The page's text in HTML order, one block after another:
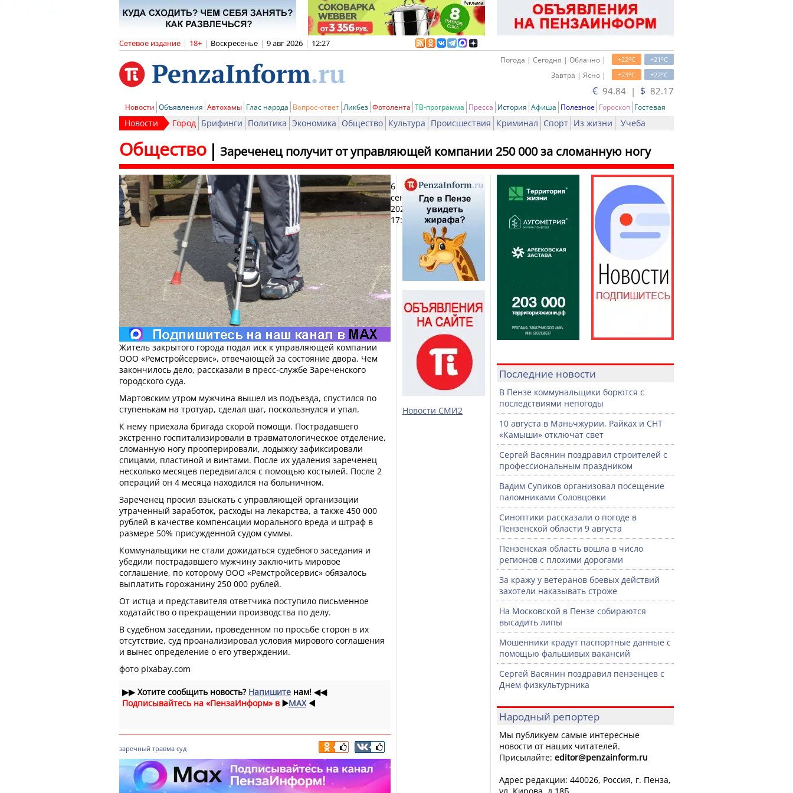
Сетевое издание | 18+ | Воскресенье | 9 авг 2026 | 12:27
+21oC
+22oC
Погода | Сегодня | Облачно |
+22oC
+23oC
Завтра | Ясно |
€ 94.84 | $ 82.17
Новости Объявления Автохамы Глас народа Вопрос-ответ Ликбез Фотолента ТВ-программа Пресса История Афиша Полезное Гороскоп Гостевая
Новости Город Брифинги Политика Экономика Общество Культура Происшествия Криминал Спорт Из жизни Учеба
Зареченец получит от управляющей компании 250 000 за сломанную ногу
Общество
6
сентября
2024,
17:36
Печать
Житель закрытого города подал иск к управляющей компании
ООО «Ремстройсервис», отвечающей за состояние двора. Чем
закончилось дело, рассказали в пресс-службе Зареченского
городского суда.
Мартовским утром мужчина вышел из подъезда, спустился по
ступенькам на тротуар, сделал шаг, поскользнулся и упал.
К нему приехала бригада скорой помощи. Пострадавшего
экстренно госпитализировали в травматологическое отделение,
сломанную ногу прооперировали, лодыжку зафиксировали
спицами, пластиной и винтами. После их удаления зареченец
несколько месяцев передвигался с помощью костылей. После 2
операций он 4 месяца находился на больничном.
Зареченец просил взыскать с управляющей организации
утраченный заработок, расходы на лекарства, а также 450 000
рублей в качестве компенсации морального вреда и штраф в
размере 50% присужденной судом суммы.
Коммунальщики не стали дожидаться судебного заседания и
убедили пострадавшего мужчину заключить мировое
соглашение, по которому ООО «Ремстройсервис» обязалось
выплатить горожанину 250 000 рублей.
От истца и представителя ответчика поступило письменное
ходатайство о прекращении производства по делу.
В судебном заседании, проведенном по просьбе сторон в их
отсутствие, суд проанализировал условия мирового соглашения
и вынес определение о его утверждении.
фото pixabay.com
▶▶Хотите сообщить новость? Напишите нам! ◀◀
Подписывайтесь на «ПензаИнформ» в ▶️MAX ◀️
заречный травма суд
Новости СМИ2
Последние новости
В Пензе коммунальщики борются с
последствиями непогоды
10 августа в Маньчжурии, Райках и СНТ
«Камыши» отключат свет
Сергей Васянин поздравил строителей с
профессиональным праздником
Вадим Супиков организовал посещение
паломниками Соловцовки
Синоптики рассказали о погоде в
Пензенской области 9 августа
Пензенская область вошла в число
регионов с плохими дорогами
За кражу у ветеранов боевых действий
захотели наказывать строже
На Московской в Пензе собираются
высадить липы
Мошенники крадут паспортные данные с
помощью фальшивых вакансий
Сергей Васянин поздравил пензенцев с
Днем физкультурника
Народный репортер
Мы публикуем самые интересные
новости от наших читателей.
Присылайте: editor@penzainform.ru
Адрес редакции: 440026, Россия, г. Пенза,